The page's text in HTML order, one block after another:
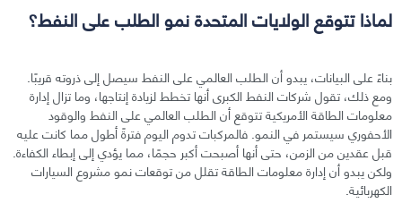
لماذا تتوقع الولايات المتحدة نمو الطلب على النفط؟
بناءً على البيانات، يبدو أن الطلب العالمي على النفط سيصل إلى ذروته قريبًا.
ومع ذلك، تقول شركات النفط الكبرى أنها تخطط لزيادة إنتاجها، وما تزال إدارة
معلومات الطاقة الأمريكية تتوقع أن الطلب العالمي على النفط والوقود
الأحفوري سيستمر في النمو. فالمركبات تدوم اليوم فترةً أطول مما كانت عليه
قبل عقدين من الزمن، حتى أنها أصبحت أكبر حجمًا، مما يؤدي إلى إبطاء الكفاءة.
ولكن يبدو أن إدارة معلومات الطاقة تقلل من توقعات نمو مشروع السيارات
الكهربائية.